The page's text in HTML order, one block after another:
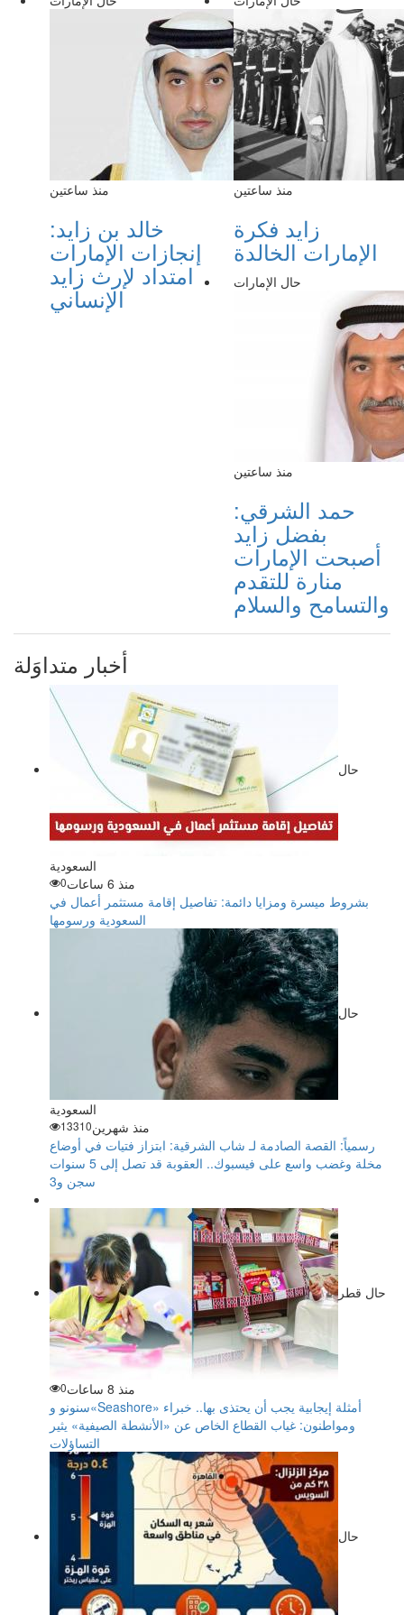
منذ ساعتين
خالد بن زايد:
إنجازات الإمارات
امتداد لإرث زايد
الإنساني
منذ ساعتين
زايد فكرة
الإمارات الخالدة
حال الإمارات
منذ ساعتين
حمد الشرقي:
بفضل زايد
أصبحت الإمارات
منارة للتقدم
والتسامح والسلام
أخبار متداوَلة
حال
السعودية
منذ 6 ساعات
0
بشروط ميسرة ومزايا دائمة: تفاصيل إقامة مستثمر أعمال في
السعودية ورسومها
حال
السعودية
منذ شهرين13310
رسمياً: القصة الصادمة لـ شاب الشرقية: ابتزاز فتيات في أوضاع
مخلة وغضب واسع على فيسبوك.. العقوبة قد تصل إلى 5 سنوات
سجن و3
حال قطر
منذ 8 ساعات 0
سنونو و«Seashore» أمثلة إيجابية يجب أن يحتذى بها.. خبراء
ومواطنون: غياب القطاع الخاص عن «الأنشطة الصيفية» يثير
التساؤلات
حال